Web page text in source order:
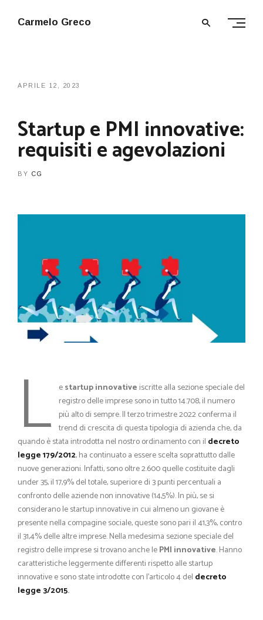
Carmelo Greco
APRILE 12, 2023
Startup e PMI innovative:
requisiti e agevolazioni
BY CG
L estartup innovative iscritte alla sezione speciale del
registro delle imprese sono in tutto 14.708, il numero
più alto di sempre. Il terzo trimestre 2022 conferma il
trend di crescita di questa tipologia di azienda che, da
quando è stata introdotta nel nostro ordinamento con il decreto
legge 179/2012, ha continuato a essere scelta soprattutto dalle
nuove generazioni. Infatti, sono oltre 2.600 quelle costituite dagli
under 35, il 17,9% del totale, superiore di 3 punti percentuali a
confronto delle aziende non innovative (14,5%). In più, se si
considerano le startup innovative in cui almeno un giovane è
presente nella compagine sociale, queste sono pari il 41,3%, contro
il 31,4% delle altre imprese. Nella medesima sezione speciale del
registro delle imprese si trovano anche lePMI innovative. Hanno
caratteristiche leggermente differenti rispetto alle startup
innovative e sono state introdotte con l’articolo 4 del decreto
legge 3/2015.